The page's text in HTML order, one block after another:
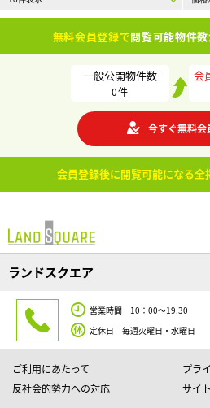
無料会員登録で閲覧可能物件
一般公開物件数
0件
会
今すぐ無料会
会員登録後に閲覧可能になる全
ランドスクエア
営業時間 10：00～19:30
定休日 毎週火曜日・水曜日
ご利用にあたって
プラ
反社会的勢力への対応
サイ